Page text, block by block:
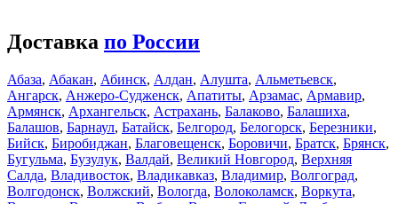
Доставка по России
Абаза, Абакан, Абинск, Алдан, Алушта, Альметьевск,
Ангарск, Анжеро-Судженск, Апатиты, Арзамас, Армавир,
Армянск, Архангельск, Астрахань, Балаково, Балашиха,
Балашов, Барнаул, Батайск, Белгород, Белогорск, Березники,
Бийск, Биробиджан, Благовещенск, Боровичи, Братск, Брянск,
Бугульма, Бузулук, Валдай, Великий Новгород, Верхняя
Салда, Владивосток, Владикавказ, Владимир, Волгоград,
Волгодонск, Волжский, Вологда, Волоколамск, Воркута,